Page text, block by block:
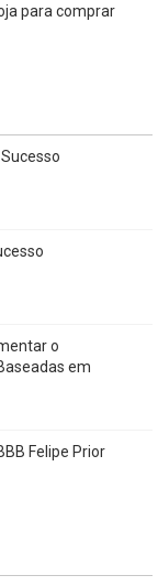
para comprar
o
em
Felipe Prior